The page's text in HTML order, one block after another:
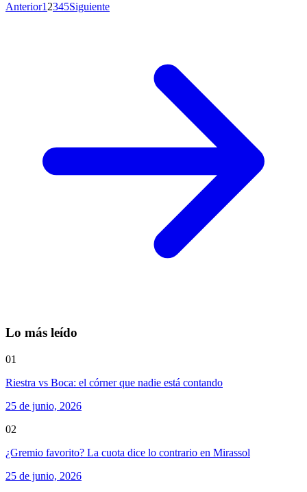
Anterior1 2345Siguiente
Lo más leído
01
Riestra vs Boca: el córner que nadie está contando
25 de junio, 2026
02
¿Gremio favorito? La cuota dice lo contrario en Mirassol
25 de junio, 2026